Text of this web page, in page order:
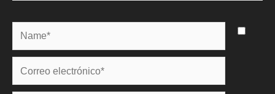
Name*
Correo
electrónico*